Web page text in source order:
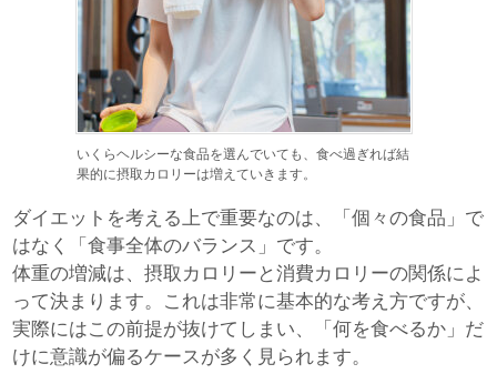
いくらヘルシーな食品を選んでいても、食べ過ぎれば結
果的に摂取カロリーは増えていきます。
ダイエットを考える上で重要なのは、「個々の食品」で
はなく「食事全体のバランス」です。
体重の増減は、摂取カロリーと消費カロリーの関係によ
って決まります。これは非常に基本的な考え方ですが、
実際にはこの前提が抜けてしまい、「何を食べるか」だ
けに意識が偏るケースが多く見られます。